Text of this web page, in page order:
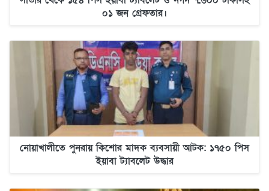
০১ জন গ্রেফতার।
নোয়াখালীতে পুনরায় কিশোর মাদক ব্যবসায়ী আটক: ১৭৫০ পিস
ইয়াবা ট্যাবলেট উদ্ধার